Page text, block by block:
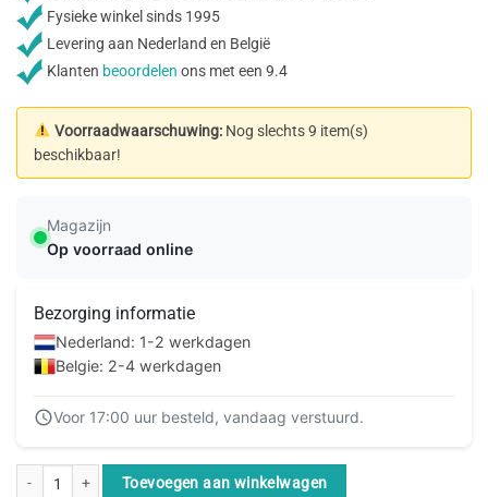
Fysieke winkel sinds 1995
Levering aan Nederland en België
Klanten beoordelen ons met een 9.4
Voorraadwaarschuwing: Nog slechts 9 item(s)
beschikbaar!
Magazijn
Op voorraad online
Bezorging informatie
Nederland: 1-2 werkdagen
Belgie: 2-4 werkdagen
Voor 17:00 uur besteld, vandaag verstuurd.
Epson Multipack 4-colours 502 Ink aantal
Toevoegen aan winkelwagen